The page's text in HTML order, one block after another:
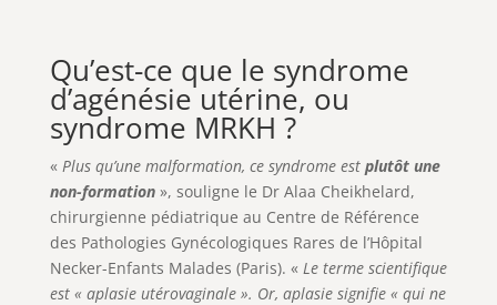
Qu’est-ce que le syndrome
d’agénésie utérine, ou
syndrome MRKH ?
«Plus qu’une malformation, ce syndrome est plutôt une
non-formation », souligne le Dr Alaa Cheikhelard,
chirurgienne pédiatrique au Centre de Référence
des Pathologies Gynécologiques Rares de l’Hôpital
Necker-Enfants Malades (Paris). « Le terme scientifique
est « aplasie utérovaginale ». Or, aplasie signifie « qui ne